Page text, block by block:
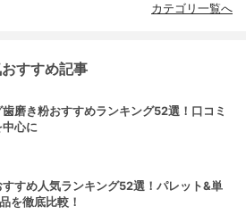
カテゴリ一覧へ
すすめ記事
磨き粉おすすめランキング52選！口コミ
心に
すめ人気ランキング52選！パレット&単
を徹底比較！